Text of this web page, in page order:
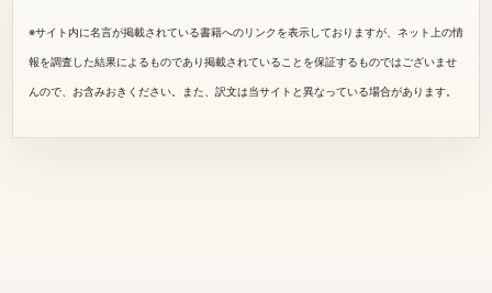
※サイト内に名言が掲載されている書籍へのリンクを表示しておりますが、ネット上の情
報を調査した結果によるものであり掲載されていることを保証するものではございませ
んので、お含みおきください。また、訳文は当サイトと異なっている場合があります。